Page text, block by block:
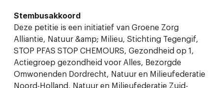
Stembusakkoord
Deze petitie is een initiatief van Groene Zorg
Alliantie, Natuur &amp; Milieu, Stichting Tegengif,
STOP PFAS STOP CHEMOURS, Gezondheid op 1,
Actiegroep gezondheid voor Alles, Bezorgde
Omwonenden Dordrecht, Natuur en Milieufederatie
Noord-Holland, Natuur en Milieufederatie Zuid-